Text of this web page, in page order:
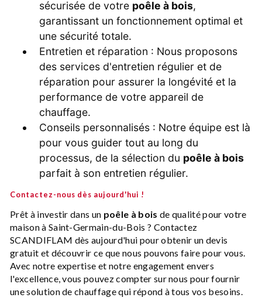
sécurisée de votre poêle à bois,
garantissant un fonctionnement optimal et
une sécurité totale.
Entretien et réparation : Nous proposons
des services d'entretien régulier et de
réparation pour assurer la longévité et la
performance de votre appareil de
chauffage.
Conseils personnalisés : Notre équipe est là
pour vous guider tout au long du
processus, de la sélection du poêle à bois
parfait à son entretien régulier.
Contactez-nous dès aujourd'hui !
Prêt à investir dans un poêle à bois de qualité pour votre
maison à Saint-Germain-du-Bois ? Contactez
SCANDIFLAM dès aujourd'hui pour obtenir un devis
gratuit et découvrir ce que nous pouvons faire pour vous.
Avec notre expertise et notre engagement envers
l'excellence, vous pouvez compter sur nous pour fournir
une solution de chauffage qui répond à tous vos besoins.